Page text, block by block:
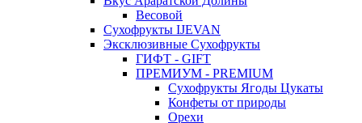
Весовой
Сухофрукты IJEVAN
Эксклюзивные Сухофрукты
ГИФТ - GIFT
ПРЕМИУМ - PREMIUM
Сухофрукты Ягоды Цукаты
Конфеты от природы
Орехи